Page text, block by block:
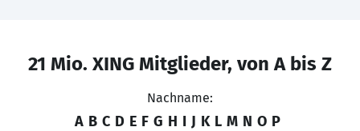
21 Mio. XING Mitglieder, von A bis Z
Nachname:
A B C D E F G H I J K L M N O P